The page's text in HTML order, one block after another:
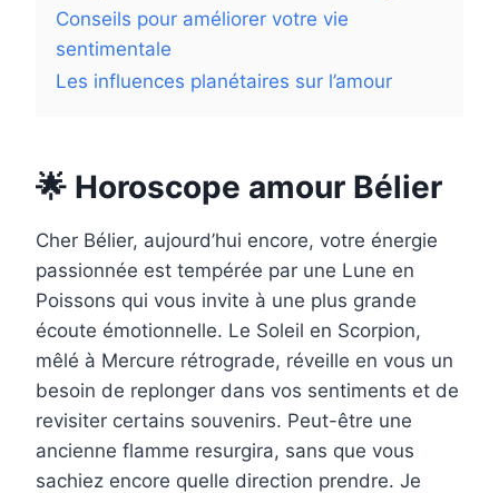
Conseils pour améliorer votre vie
sentimentale
Les influences planétaires sur l’amour
🌟 Horoscope amour Bélier
Cher Bélier, aujourd’hui encore, votre énergie
passionnée est tempérée par une Lune en
Poissons qui vous invite à une plus grande
écoute émotionnelle. Le Soleil en Scorpion,
mêlé à Mercure rétrograde, réveille en vous un
besoin de replonger dans vos sentiments et de
revisiter certains souvenirs. Peut-être une
ancienne flamme resurgira, sans que vous
sachiez encore quelle direction prendre. Je